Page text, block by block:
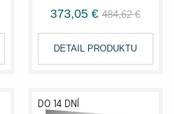
373,05 € 484,62 €
DETAIL PRODUKTU
DO 14 DNÍ